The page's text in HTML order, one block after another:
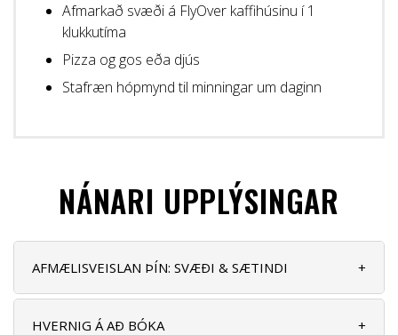
Afmarkað svæði á FlyOver kaffihúsinu í 1
klukkutíma
Pizza og gos eða djús
Stafræn hópmynd til minningar um daginn
NÁNARI UPPLÝSINGAR
AFMÆLISVEISLAN ÞÍN: SVÆÐI & SÆTINDI +
HVERNIG Á AÐ BÓKA +